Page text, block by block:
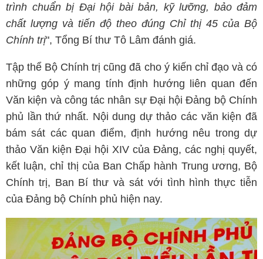
trình chuẩn bị Đại hội bài bản, kỹ lưỡng, bảo đảm
chất lượng và tiến độ theo đúng Chỉ thị 45 của Bộ
Chính trị", Tổng Bí thư Tô Lâm đánh giá.
Tập thể Bộ Chính trị cũng đã cho ý kiến chỉ đạo và có
những góp ý mang tính định hướng liên quan đến
Văn kiện và công tác nhân sự Đại hội Đảng bộ Chính
phủ lần thứ nhất. Nội dung dự thảo các văn kiện đã
bám sát các quan điểm, định hướng nêu trong dự
thảo Văn kiện Đại hội XIV của Đảng, các nghị quyết,
kết luận, chỉ thị của Ban Chấp hành Trung ương, Bộ
Chính trị, Ban Bí thư và sát với tình hình thực tiễn
của Đảng bộ Chính phủ hiện nay.